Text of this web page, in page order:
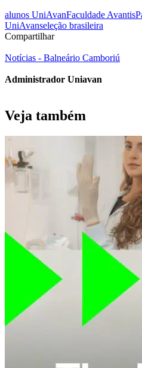
alunos UniAvanFaculdade Avantis
UniAvanseleção brasileira
Compartilhar
Notícias - Balneário Camboriú
Administrador Uniavan
Veja também